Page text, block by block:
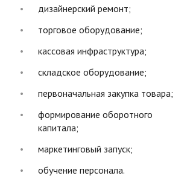
дизайнерский ремонт;
торговое оборудование;
кассовая инфраструктура;
складское оборудование;
первоначальная закупка товара;
формирование оборотного
капитала;
маркетинговый запуск;
обучение персонала.